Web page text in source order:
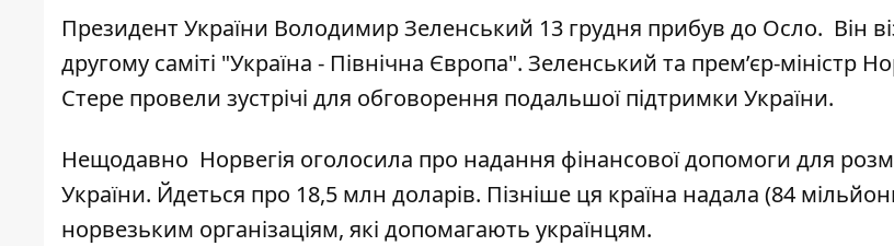
Президент України Володимир Зеленський 13 грудня прибув до Осло. Він
другому саміті "Україна - Північна Європа". Зеленський та прем’єр-міністр
Стере провели зустрічі для обговорення подальшої підтримки України.
Нещодавно Норвегія оголосила про надання фінансової допомоги для
України. Йдеться про 18,5 млн доларів. Пізніше ця країна надала (84
норвезьким організаціям, які допомагають українцям.